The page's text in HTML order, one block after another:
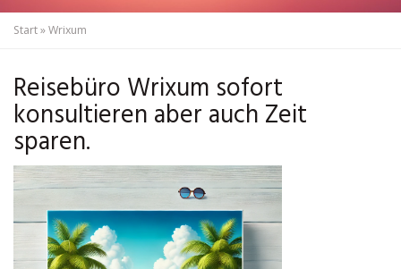
Start»Wrixum
Reisebüro Wrixum sofort
konsultieren aber auch Zeit
sparen.